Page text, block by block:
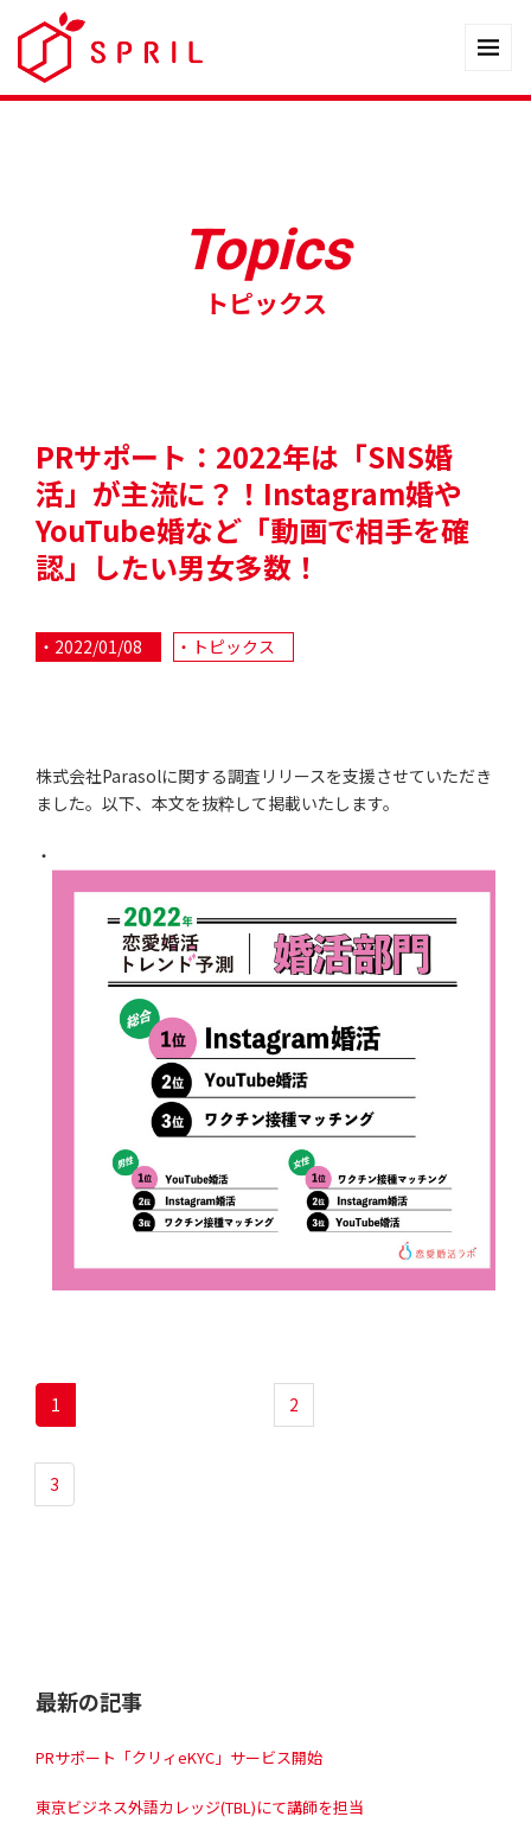
Topics
トピックス
PRサポート：2022年は「SNS婚
活」が主流に？！Instagram婚や
YouTube婚など「動画で相手を確
認」したい男女多数！
2022/01/08 トピックス
株式会社Parasolに関する調査リリースを支援させていただき
ました。以下、本文を抜粋して掲載いたします。
1 2
3
最新の記事
PRサポート「クリィeKYC」サービス開始
東京ビジネス外語カレッジ(TBL)にて講師を担当